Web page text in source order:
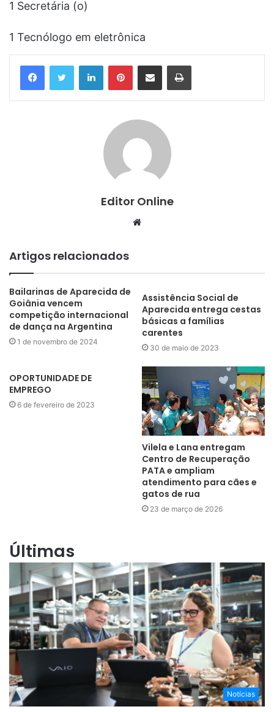
1 Secretária (o)
1 Tecnólogo em eletrônica
LinkedinPinterestCompartilhar via e-mail Imprimir
Editor Online
Website
Artigos relacionados
Bailarinas de Aparecida de
Goiânia vencem
competição internacional
de dança na Argentina
1 de novembro de 2024
Assistência Social de
Aparecida entrega cestas
básicas a famílias
carentes
30 de maio de 2023
OPORTUNIDADE DE
EMPREGO
6 de fevereiro de 2023
Vilela e Lana entregam
Centro de Recuperação
PATA e ampliam
atendimento para cães e
gatos de rua
23 de março de 2026
Últimas
Notícias